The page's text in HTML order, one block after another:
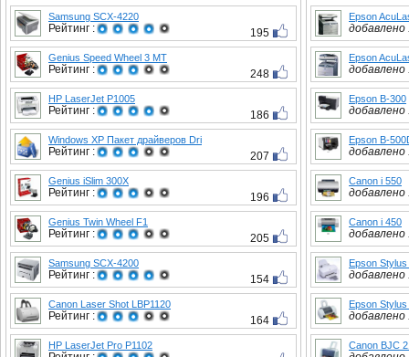
Samsung SCX-4220
Рейтинг : 195
Genius Speed Wheel 3 MT
Рейтинг : 248
HP LaserJet P1005
Рейтинг : 186
Windows XP Пакет драйверов Dri
Рейтинг : 207
Genius iSlim 300X
Рейтинг : 196
Genius Twin Wheel F1
Рейтинг : 205
Samsung SCX-4200
Рейтинг : 154
Canon Laser Shot LBP1120
Рейтинг : 164
HP LaserJet Pro P1102
Epson
добавлено
Epson
добавлено
Epson B-300
добавлено
Epson B-
добавлено
Canon i 550
добавлено
Canon i 450
добавлено
Epson
добавлено
Epson
добавлено
Canon BJC